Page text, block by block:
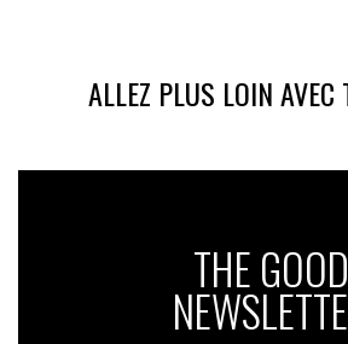
ALLEZ PLUS LOIN AVEC
THE GOOD